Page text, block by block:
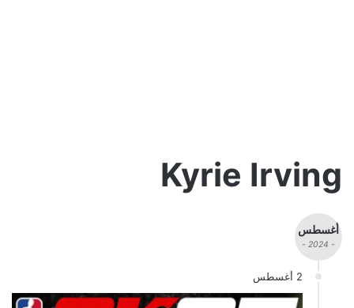
Kyrie Irving
أغسطس
- 2024 -
2 أغسطس